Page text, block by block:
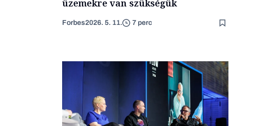
üzemekre van szükségük
Forbes2026. 5. 11. 7 perc